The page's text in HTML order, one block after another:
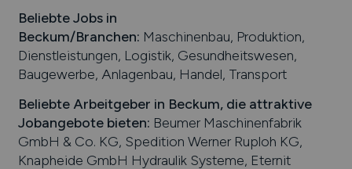
Beliebte Jobs in
Beckum/Branchen: Maschinenbau, Produktion,
Dienstleistungen, Logistik, Gesundheitswesen,
Baugewerbe, Anlagenbau, Handel, Transport
Beliebte Arbeitgeber in Beckum, die attraktive
Jobangebote bieten: Beumer Maschinenfabrik
GmbH & Co. KG, Spedition Werner Ruploh KG,
Knapheide GmbH Hydraulik Systeme, Eternit